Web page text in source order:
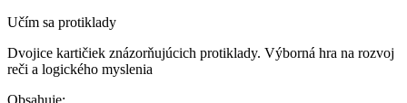
Učím sa protiklady
Dvojice kartičiek znázorňujúcich protiklady. Výborná hra na rozvoj
reči a logického myslenia
Obsahuje: